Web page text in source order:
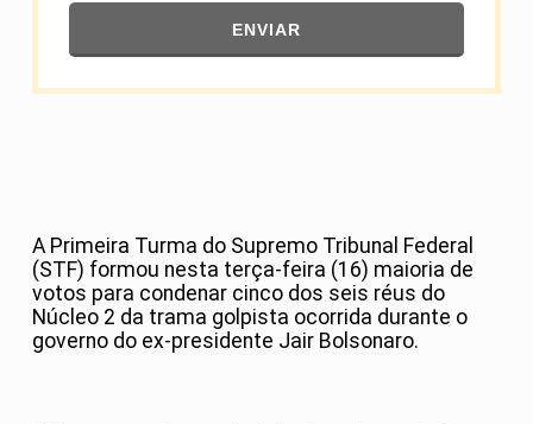
ENVIAR
A Primeira Turma do Supremo Tribunal Federal
(STF) formou nesta terça-feira (16) maioria de
votos para condenar cinco dos seis réus do
Núcleo 2 da trama golpista ocorrida durante o
governo do ex-presidente Jair Bolsonaro.